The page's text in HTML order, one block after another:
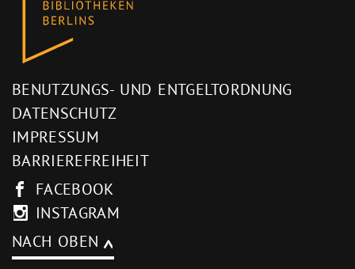
BENUTZUNGS- UND ENTGELTORDNUNG
DATENSCHUTZ
IMPRESSUM
BARRIEREFREIHEIT
FACEBOOK
INSTAGRAM
NACH OBEN